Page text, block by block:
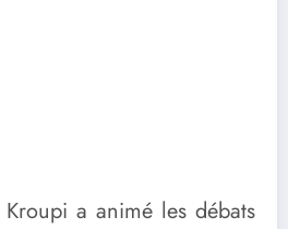
a animé les débats